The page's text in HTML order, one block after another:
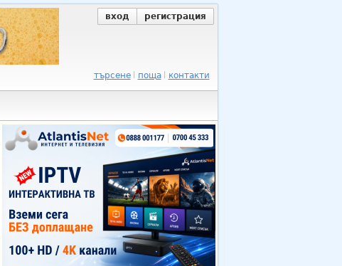
вход регистрация
търсене поща контакти